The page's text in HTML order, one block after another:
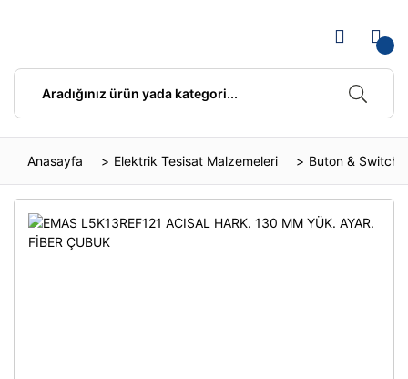
Anasayfa Elektrik Tesisat Malzemeleri Buton & Switch